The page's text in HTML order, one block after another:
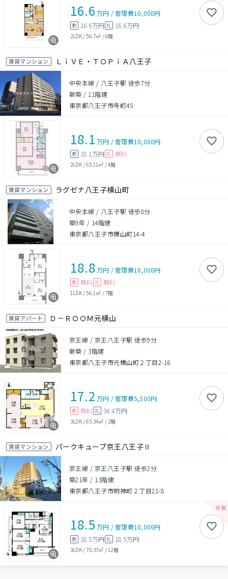
16.6 万円 /管理費10,000円
敷 16.6万円 礼 16.6万円
2LDK/56.7㎡ /6階
賃貸マンション ＬｉＶＥ・ＴＯＰｉＡ八王子
中央本線 / 八王子駅 徒歩7分
新築 / 11階建
東京都八王子市寺町45
18.1 万円 /管理費10,000円
敷 18.1万円 礼 無料
2LDK/65.11㎡ /4階
賃貸マンション ラグゼナ八王子横山町
中央本線 / 八王子駅 徒歩8分
築9年 / 14階建
東京都八王子市横山町14-4
18.8万円 /管理費10,000円
敷 無料 礼 無料
1LDK/56.1㎡ /7階
賃貸アパート Ｄ－ＲＯＯＭ元横山
京王線 / 京王八王子駅 徒歩9分
新築 / 3階建
東京都八王子市元横山町２丁目2-16
17.2 万円 /管理費5,500円
敷 無料 礼 34.4万円
3LDK/65.34㎡ / 2階
賃貸マンション パークキューブ京王八王子Ⅱ
京王線 / 京王八王子駅 徒歩2分
築21年 / 13階建
東京都八王子市明神町２丁目21-8
18.5 万円 /管理費10,000円
敷 18.5万円 礼 18.5万円
3LDK/70.37㎡ / 12階